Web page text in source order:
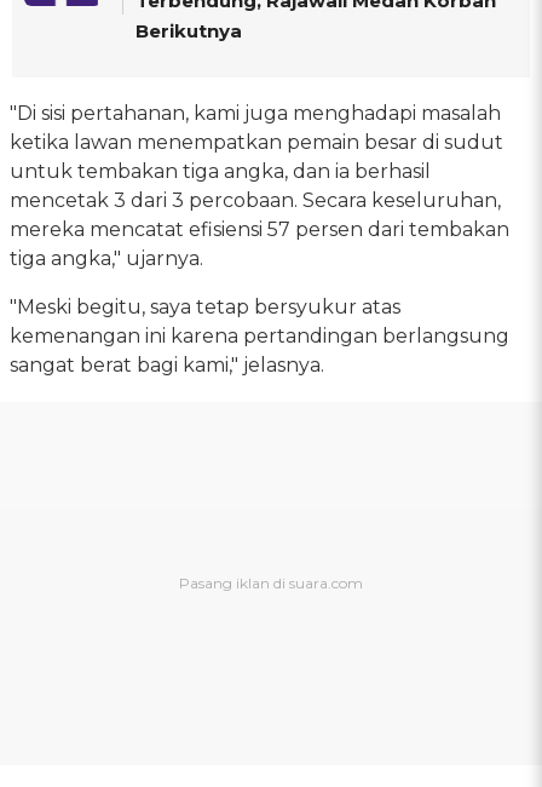
Berikutnya
"Di sisi pertahanan, kami juga menghadapi masalah
ketika lawan menempatkan pemain besar di sudut
untuk tembakan tiga angka, dan ia berhasil
mencetak 3 dari 3 percobaan. Secara keseluruhan,
mereka mencatat efisiensi 57 persen dari tembakan
tiga angka," ujarnya.
"Meski begitu, saya tetap bersyukur atas
kemenangan ini karena pertandingan berlangsung
sangat berat bagi kami," jelasnya.